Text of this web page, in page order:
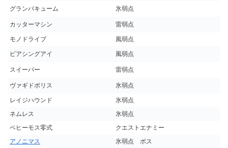
グランバキューム 氷弱点
カッターマシン 雷弱点
モノドライブ 風弱点
ピアシングアイ 風弱点
スイーパー 雷弱点
ヴァギドポリス 氷弱点
レイジハウンド
氷弱点
ネムレス
氷弱点
ベヒーモス零式
クエストエナミー
アノニマス
氷弱点 ボス